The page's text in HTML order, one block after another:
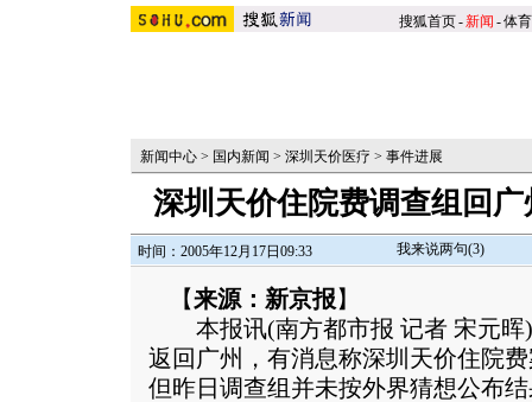
搜狐首页-新闻 -体育
新闻中心 > 国内新闻 > 深圳天价医疗 > 事件进展
深圳天价住院费调查组回
时间：2005年12月17日09:33 我来说两句(3)
【来源：新京报 】
本报讯(南方都市报 记者 宋元晖)
返回广州，有消息称深圳天价住院
但昨日调查组并未按外界猜想公布